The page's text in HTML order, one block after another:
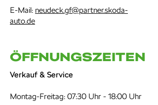
E-Mail: neudeck.gf@partner.skoda-
auto.de
Öffnungszeiten
Verkauf & Service
Montag-Freitag: 07:30 Uhr - 18:00 Uhr